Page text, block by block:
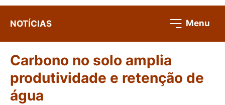
NOTÍCIAS Menu
Carbono no solo amplia
produtividade e retenção de
água